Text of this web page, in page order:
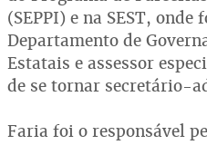
(SEPPI) e na SEST,
Departamento de
Estatais e assessor
de se tornar secretário-
Faria foi o responsável